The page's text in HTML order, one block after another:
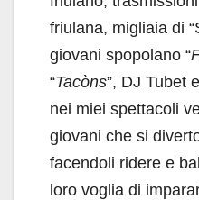
friulana, migliaia di
giovani spopolano “
“Tacòns”, DJ Tubet
nei miei spettacoli
giovani che si
facendoli ridere e
loro voglia di